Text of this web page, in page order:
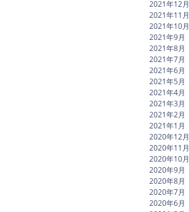
2021年12月
2021年11月
2021年10月
2021年9月
2021年8月
2021年7月
2021年6月
2021年5月
2021年4月
2021年3月
2021年2月
2021年1月
2020年12月
2020年11月
2020年10月
2020年9月
2020年8月
2020年7月
2020年6月